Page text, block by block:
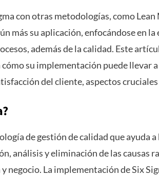
con otras metodologías, como
más su aplicación, enfocándose en
además de la calidad. Este
su implementación puede llevar
del cliente, aspectos
de gestión de calidad que ayuda
análisis y eliminación de las causas
negocio. La implementación de Six